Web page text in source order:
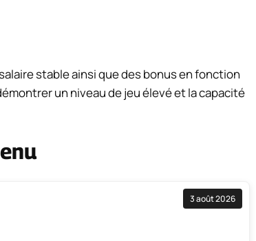
stable ainsi que des bonus en fonction
un niveau de jeu élevé et la capacité
3 août 2026